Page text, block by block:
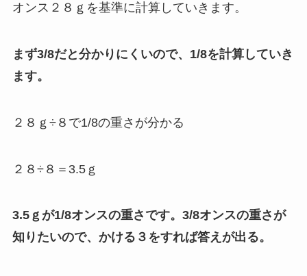
オンス２８ｇを基準に計算していきます。
まず3/8だと分かりにくいので、1/8を計算していき
ます。
２８ｇ÷８で1/8の重さが分かる
２８÷８＝3.5ｇ
3.5ｇが1/8オンスの重さです。3/8オンスの重さが
知りたいので、かける３をすれば答えが出る。